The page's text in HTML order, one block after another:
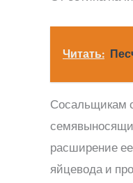
Читать:
Сосальщикам
расширение
яйцевода и